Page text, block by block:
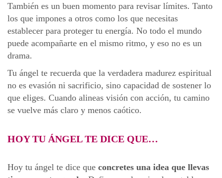
También es un buen momento para revisar límites. Tanto
los que impones a otros como los que necesitas
establecer para proteger tu energía. No todo el mundo
puede acompañarte en el mismo ritmo, y eso no es un
drama.
Tu ángel te recuerda que la verdadera madurez espiritual
no es evasión ni sacrificio, sino capacidad de sostener lo
que eliges. Cuando alineas visión con acción, tu camino
se vuelve más claro y menos caótico.
HOY TU ÁNGEL TE DICE QUE…
Hoy tu ángel te dice que concretes una idea que llevas